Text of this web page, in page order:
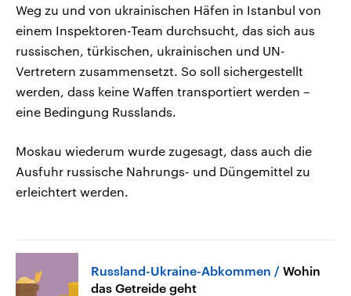
Weg zu und von ukrainischen Häfen in Istanbul von
einem Inspektoren-Team durchsucht, das sich aus
russischen, türkischen, ukrainischen und UN-
Vertretern zusammensetzt. So soll sichergestellt
werden, dass keine Waffen transportiert werden –
eine Bedingung Russlands.
Moskau wiederum wurde zugesagt, dass auch die
Ausfuhr russische Nahrungs- und Düngemittel zu
erleichtert werden.
Russland-Ukraine-Abkommen
Wohin
das Getreide geht